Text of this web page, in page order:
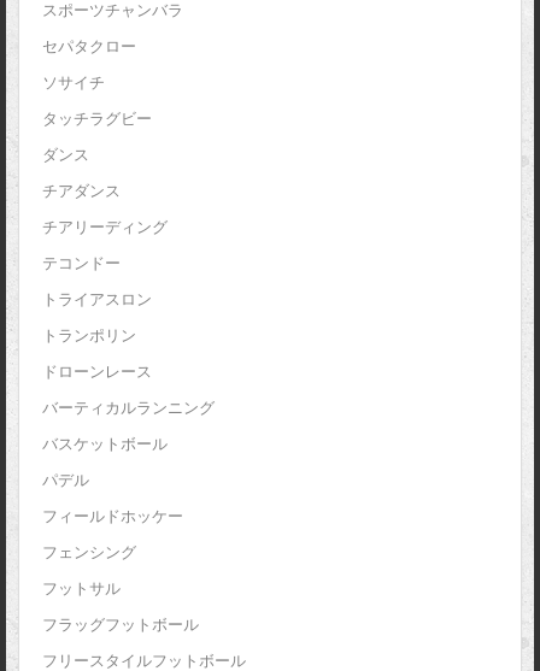
スポーツチャンバラ
セパタクロー
ソサイチ
タッチラグビー
ダンス
チアダンス
チアリーディング
テコンドー
トライアスロン
トランポリン
ドローンレース
バーティカルランニング
バスケットボール
パデル
フィールドホッケー
フェンシング
フットサル
フラッグフットボール
フリースタイルフットボール